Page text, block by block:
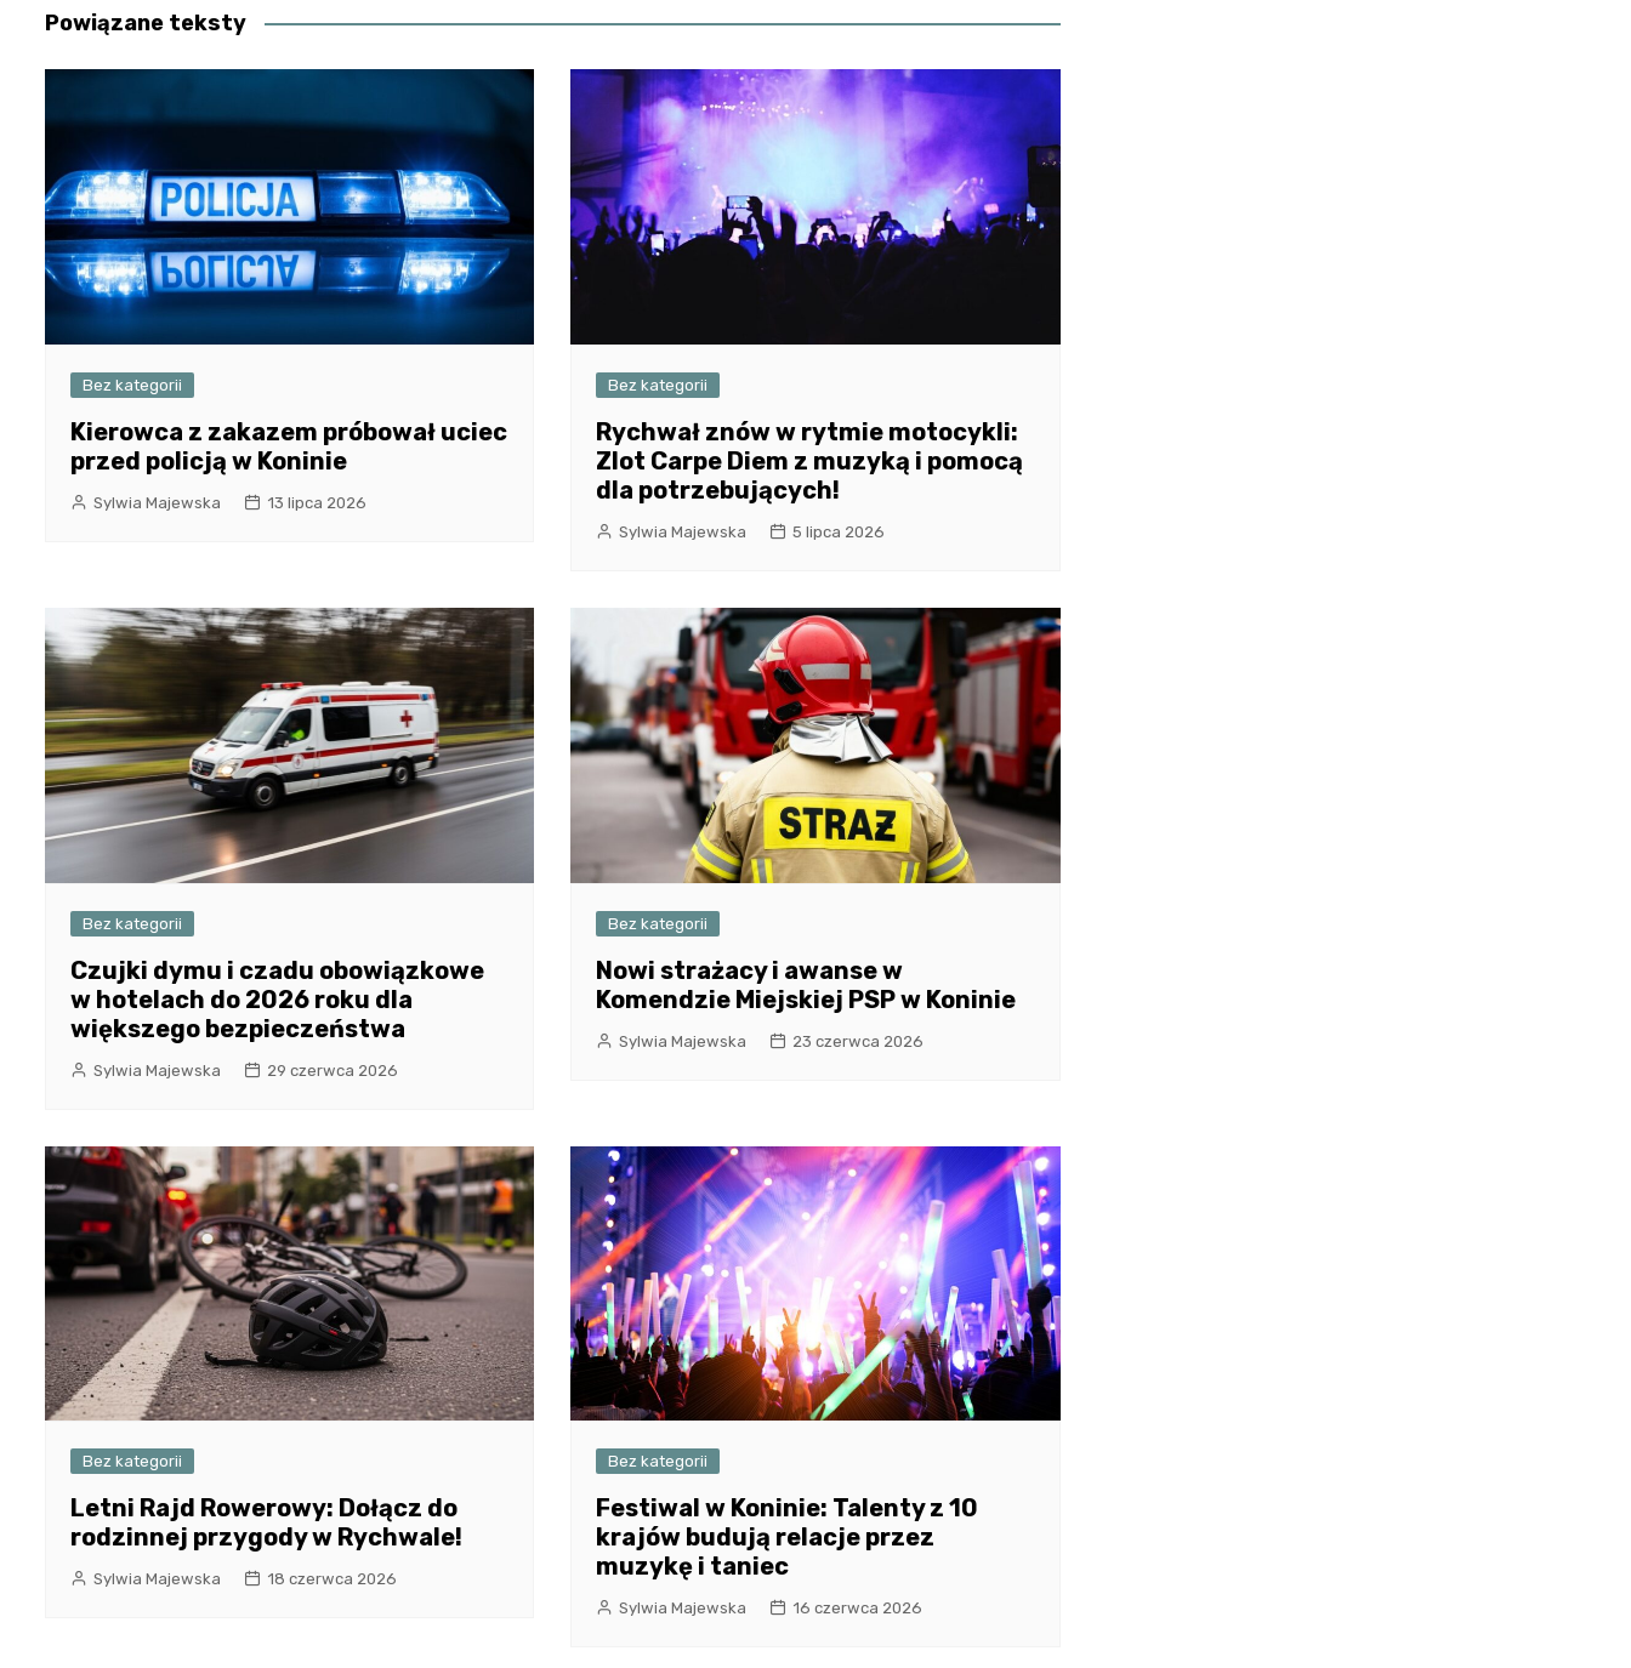
Powiązane teksty
Bez kategorii
Kierowca z zakazem próbował uciec
przed policją w Koninie
Sylwia Majewska 13 lipca 2026
Bez kategorii
Rychwał znów w rytmie motocykli:
Zlot Carpe Diem z muzyką i pomocą
dla potrzebujących!
Sylwia Majewska 5 lipca 2026
Bez kategorii
Czujki dymu i czadu obowiązkowe
w hotelach do 2026 roku dla
większego bezpieczeństwa
Sylwia Majewska 29 czerwca 2026
Bez kategorii
Nowi strażacy i awanse w
Komendzie Miejskiej PSP w Koninie
Sylwia Majewska 23 czerwca 2026
Bez kategorii
Letni Rajd Rowerowy: Dołącz do
rodzinnej przygody w Rychwale!
Sylwia Majewska 18 czerwca 2026
Bez kategorii
Festiwal w Koninie: Talenty z 10
krajów budują relacje przez
muzykę i taniec
Sylwia Majewska 16 czerwca 2026